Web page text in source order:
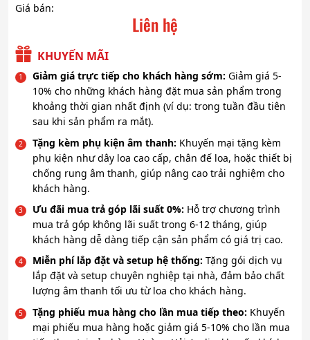
Giá bán:
Liên hệ
KHUYẾN MÃI
Giảm giá trực tiếp cho khách hàng sớm: Giảm giá 5-
10% cho những khách hàng đặt mua sản phẩm trong
khoảng thời gian nhất định (ví dụ: trong tuần đầu tiên
sau khi sản phẩm ra mắt).
Tặng kèm phụ kiện âm thanh: Khuyến mại tặng kèm
phụ kiện như dây loa cao cấp, chân đế loa, hoặc thiết bị
chống rung âm thanh, giúp nâng cao trải nghiệm cho
khách hàng.
Ưu đãi mua trả góp lãi suất 0%: Hỗ trợ chương trình
mua trả góp không lãi suất trong 6-12 tháng, giúp
khách hàng dễ dàng tiếp cận sản phẩm có giá trị cao.
Miễn phí lắp đặt và setup hệ thống: Tặng gói dịch vụ
lắp đặt và setup chuyên nghiệp tại nhà, đảm bảo chất
lượng âm thanh tối ưu từ loa cho khách hàng.
Tặng phiếu mua hàng cho lần mua tiếp theo: Khuyến
mại phiếu mua hàng hoặc giảm giá 5-10% cho lần mua